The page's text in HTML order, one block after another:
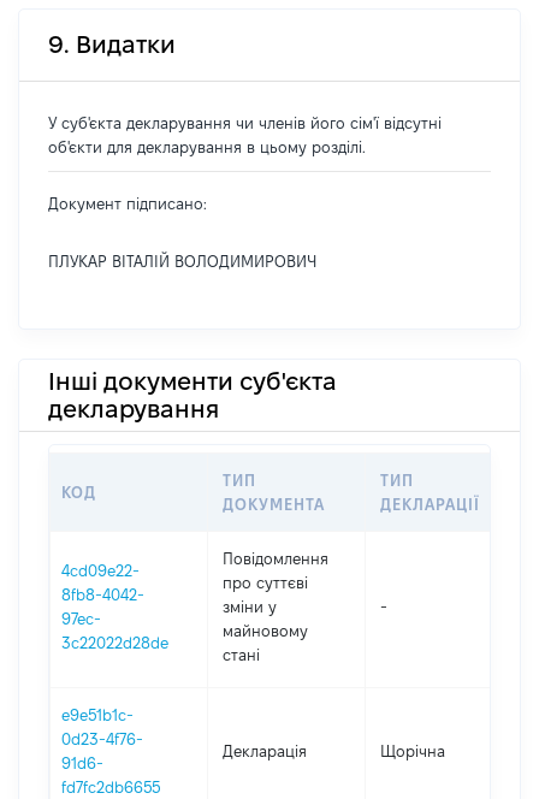
9. Видатки
У суб'єкта декларування чи членів його сім'ї відсутні
об'єкти для декларування в цьому розділі.
Документ підписано:
ПЛУКАР ВІТАЛІЙ ВОЛОДИМИРОВИЧ
Інші документи суб'єкта
декларування
КОД
ТИП
ДОКУМЕНТА
ТИП
ДЕКЛАРАЦІЇ
4cd09e22-
8fb8-4042-
97ec-
3c22022d28de
Повідомлення
про суттєві
зміни y
майновому
стані
-
e9e51b1c-
0d23-4f76-
91d6-
fd7fc2db6655
Декларація Щорічна